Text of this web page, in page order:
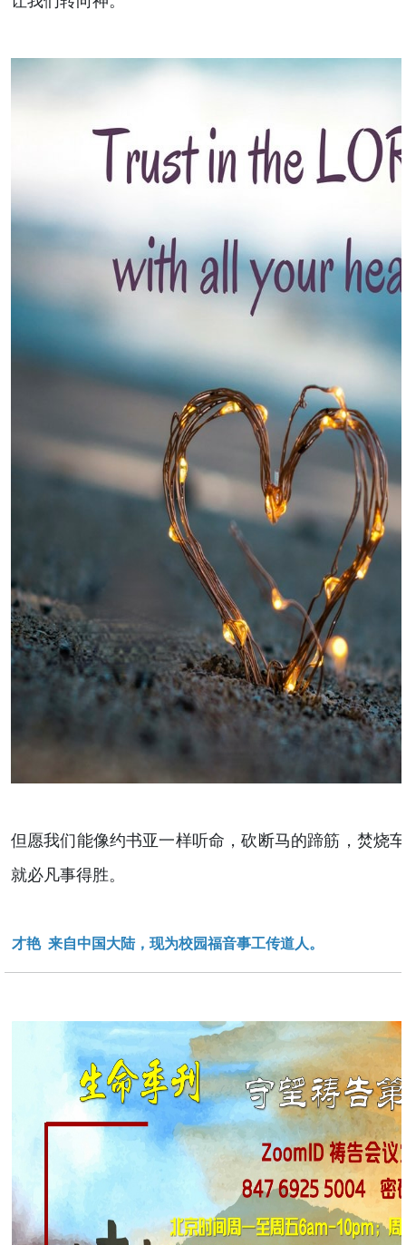
但愿我们能像约书亚一样听命，砍断马的蹄筋，焚烧
就必凡事得胜。
才艳 来自中国大陆，现为校园福音事工传道人。